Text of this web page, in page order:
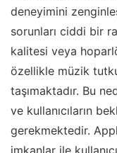
deneyimini
sorunları ciddi bir
kalitesi veya
özellikle müzik
taşımaktadır. Bu
ve kullanıcıların
gerekmektedir.